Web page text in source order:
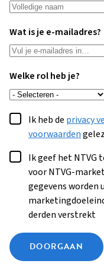
Wat is je e-mailadres?
Welke rol heb je?
Ik heb de privacy
voorwaarden
Ik geef het
voor NTVG-
gegevens worden
derden verstrekt
DOORGAAN